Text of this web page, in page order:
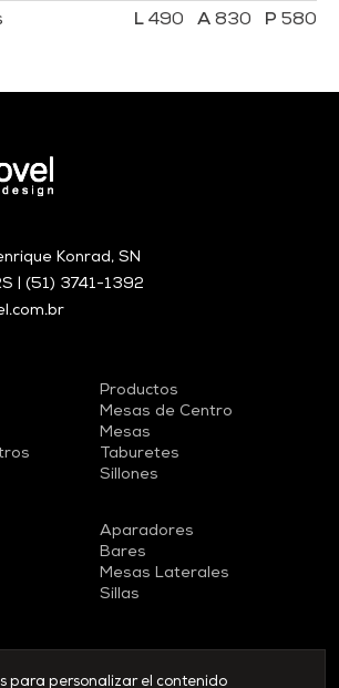
490 830 580
para personalizar el contenido
Konrad, SN
| (51) 3741-1392
Productos
Mesas de Centro
Mesas
Taburetes
Sillones
Aparadores
Bares
Mesas Laterales
Sillas